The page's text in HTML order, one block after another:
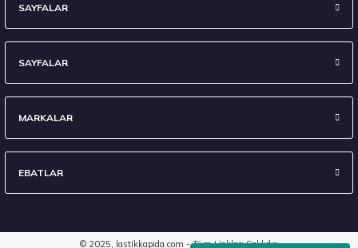
SAYFALAR
SAYFALAR
MARKALAR
EBATLAR
© 2025, lastikkapida.com - Tüm Hakları Saklıdır.